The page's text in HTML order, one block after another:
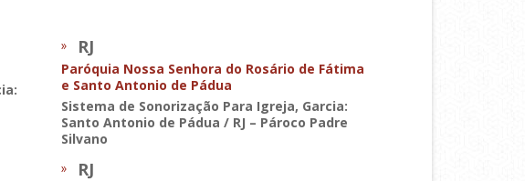
RJ
Paróquia Nossa Senhora do Rosário de Fátima
e Santo Antonio de Pádua
Sistema de Sonorização Para Igreja, Garcia:
Santo Antonio de Pádua / RJ – Pároco Padre
Silvano
RJ